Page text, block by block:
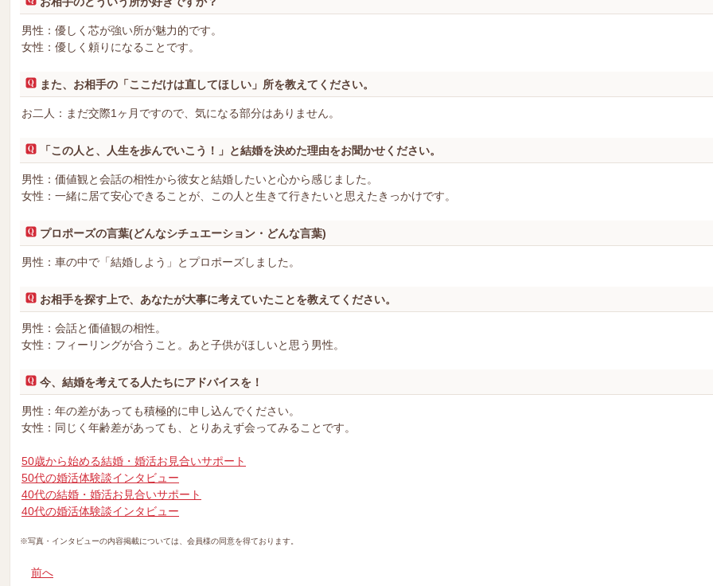
男性：優しく芯が強い所が魅力的です。
女性：優しく頼りになることです。
また、お相手の「ここだけは直してほしい」所を教えてください。
お二人：まだ交際1ヶ月ですので、気になる部分はありません。
「この人と、人生を歩んでいこう！」と結婚を決めた理由をお聞かせください。
男性：価値観と会話の相性から彼女と結婚したいと心から感じました。
女性：一緒に居て安心できることが、この人と生きて行きたいと思えたきっかけです。
プロポーズの言葉(どんなシチュエーション・どんな言葉)
男性：車の中で「結婚しよう」とプロポーズしました。
お相手を探す上で、あなたが大事に考えていたことを教えてください。
男性：会話と価値観の相性。
女性：フィーリングが合うこと。あと子供がほしいと思う男性。
今、結婚を考えてる人たちにアドバイスを！
男性：年の差があっても積極的に申し込んでください。
女性：同じく年齢差があっても、とりあえず会ってみることです。
50歳から始める結婚・婚活お見合いサポート
50代の婚活体験談インタビュー
40代の結婚・婚活お見合いサポート
40代の婚活体験談インタビュー
※写真・インタビューの内容掲載については、会員様の同意を得ております。
前へ